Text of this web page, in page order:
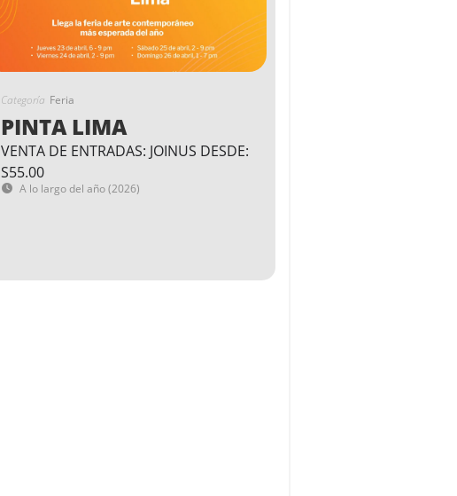
Categoría Feria
PINTA LIMA
VENTA DE ENTRADAS: JOINUS DESDE:
S55.00
A lo largo del año (2026)